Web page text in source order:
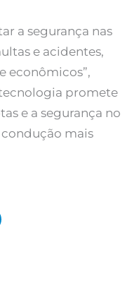
a segurança nas
e acidentes,
econômicos”,
promete
e a segurança no
mais